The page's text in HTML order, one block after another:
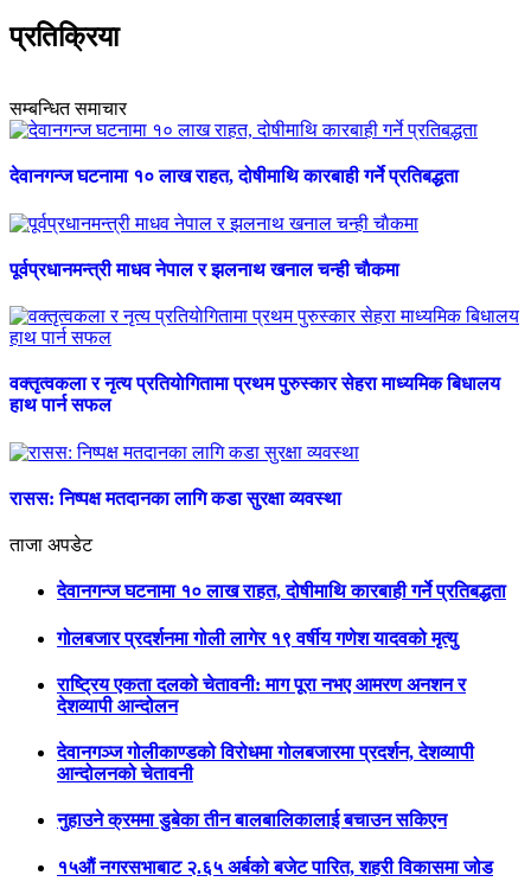
प्रतिक्रिया
सम्बन्धित समाचार
देवानगन्ज घटनामा १० लाख राहत, दोषीमाथि कारबाही गर्ने प्रतिबद्धता
पूर्वप्रधानमन्त्री माधव नेपाल र झलनाथ खनाल चन्ही चाैकमा
वक्तृत्वकला र नृत्य प्रतियाेगितामा प्रथम पुरुस्कार सेहरा माध्यमिक बिधालय
हाथ पार्न सफल
रासस: निष्पक्ष मतदानका लागि कडा सुरक्षा व्यवस्था
ताजा अपडेट
देवानगन्ज घटनामा १० लाख राहत, दोषीमाथि कारबाही गर्ने प्रतिबद्धता
गोलबजार प्रदर्शनमा गोली लागेर १९ वर्षीय गणेश यादवको मृत्यु
राष्ट्रिय एकता दलको चेतावनी: माग पूरा नभए आमरण अनशन र
देशव्यापी आन्दोलन
देवानगञ्ज गोलीकाण्डको विरोधमा गोलबजारमा प्रदर्शन, देशव्यापी
आन्दोलनको चेतावनी
नुहाउने क्रममा डुबेका तीन बालबालिकालाई बचाउन सकिएन
१५औं नगरसभाबाट २.६५ अर्बको बजेट पारित, शहरी विकासमा जोड